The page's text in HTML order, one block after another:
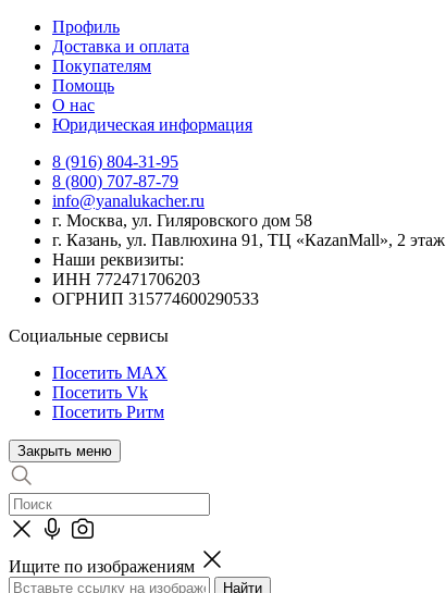
Профиль
Доставка и оплата
Покупателям
Помощь
О нас
Юридическая информация
8 (916) 804-31-95
8 (800) 707-87-79
info@yanalukacher.ru
г. Москва, ул. Гиляровского дом 58
г. Казань, ул. Павлюхина 91, ТЦ «КazanMall», 2 этаж
Наши реквизиты:
ИНН 772471706203
ОГРНИП 315774600290533
Социальные сервисы
Посетить MAX
Посетить Vk
Посетить Ритм
Закрыть меню
Ищите по изображениям